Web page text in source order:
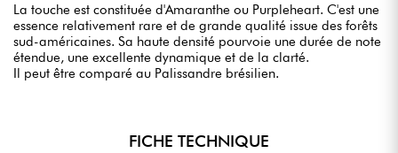
La touche est constituée d'Amaranthe ou Purpleheart. C'est une
essence relativement rare et de grande qualité issue des forêts
sud-américaines. Sa haute densité pourvoie une durée de note
étendue, une excellente dynamique et de la clarté.
Il peut être comparé au Palissandre brésilien.
FICHE TECHNIQUE